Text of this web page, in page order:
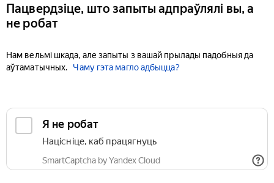
Пацвердзіце, што запыты адпраўлялі вы, а
не робат
Нам вельмі шкада, але запыты з вашай прылады падобныя да
аўтаматычных.
Чаму гэта магло адбыцца?
Я не робат
Націсніце, каб працягнуць
SmartCaptcha by Yandex Cloud